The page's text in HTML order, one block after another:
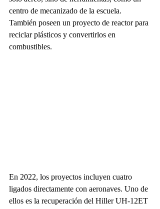
centro de mecanizado de la escuela.
También poseen un proyecto de reactor para
reciclar plásticos y convertirlos en
combustibles.
En 2022, los proyectos incluyen cuatro
ligados directamente con aeronaves. Uno de
ellos es la recuperación del Hiller UH-12ET